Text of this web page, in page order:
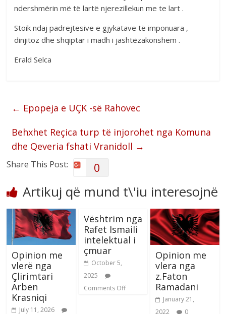
ndershmërin më të lartë njerezillekun me te lart .
Stoik ndaj padrejtesive e gjykatave të imponuara ,
dinjitoz dhe shqiptar i madh i jashtëzakonshem .
Erald Selca
← Epopeja e UÇK -së Rahovec
Behxhet Reçica turp të injorohet nga Komuna
dhe Qeveria fshati Vranidoll →
Share This Post: 0
Artikuj që mund t\'iu interesojnë
Opinion me
vlerë nga
Çlirimtari
Arben
Krasniqi
July 11, 2026
Vështrim nga
Rafet Ismaili
intelektual i
çmuar
October 5,
2025
Comments Off
Opinion me
vlera nga
z.Faton
Ramadani
January 21,
2022
0